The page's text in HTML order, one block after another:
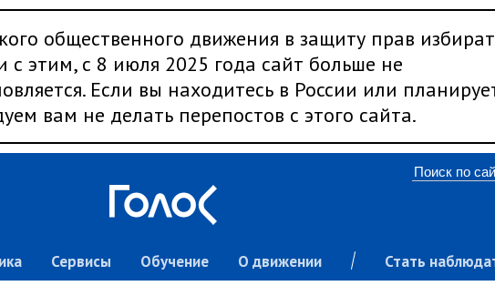
общественного движения в защиту прав
с этим, с 8 июля 2025 года сайт больше не
Если вы находитесь в России или
вам не делать перепостов с этого сайта.
Сервисы Обучение О движении Стать